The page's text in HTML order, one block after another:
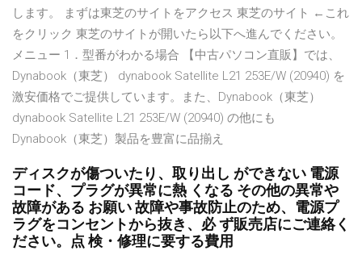
します。 まずは東芝のサイトをアクセス 東芝のサイト ←これ
をクリック 東芝のサイトが開いたら以下へ進んでください。
メニュー 1．型番がわかる場合 【中古パソコン直販】では、
Dynabook（東芝） dynabook Satellite L21 253E/W (20940) を
激安価格でご提供しています。また、Dynabook（東芝）
dynabook Satellite L21 253E/W (20940) の他にも
Dynabook（東芝）製品を豊富に品揃え
ディスクが傷ついたり、取り出し ができない 電源
コード、プラグが異常に熱 くなる その他の異常や
故障がある お願い 故障や事故防止のため、電源プ
ラグをコンセントから抜き、必 ず販売店にご連絡く
ださい。点 検・修理に要する費用